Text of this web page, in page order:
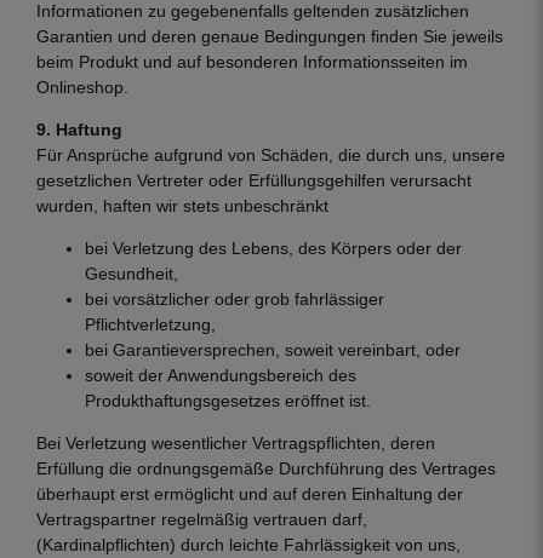
Informationen zu gegebenenfalls geltenden zusätzlichen
Garantien und deren genaue Bedingungen finden Sie jeweils
beim Produkt und auf besonderen Informationsseiten im
Onlineshop.
9. Haftung
Für Ansprüche aufgrund von Schäden, die durch uns, unsere
gesetzlichen Vertreter oder Erfüllungsgehilfen verursacht
wurden, haften wir stets unbeschränkt
bei Verletzung des Lebens, des Körpers oder der
Gesundheit,
bei vorsätzlicher oder grob fahrlässiger
Pflichtverletzung,
bei Garantieversprechen, soweit vereinbart, oder
soweit der Anwendungsbereich des
Produkthaftungsgesetzes eröffnet ist.
Bei Verletzung wesentlicher Vertragspflichten, deren
Erfüllung die ordnungsgemäße Durchführung des Vertrages
überhaupt erst ermöglicht und auf deren Einhaltung der
Vertragspartner regelmäßig vertrauen darf,
(Kardinalpflichten) durch leichte Fahrlässigkeit von uns,